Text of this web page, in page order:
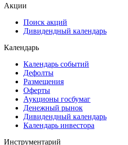
ESG
Самые популярные облигации
Дивидендный календарь
Календарь
Календарь событий
Дефолты
Размещения
Оферты
Денежный рынок